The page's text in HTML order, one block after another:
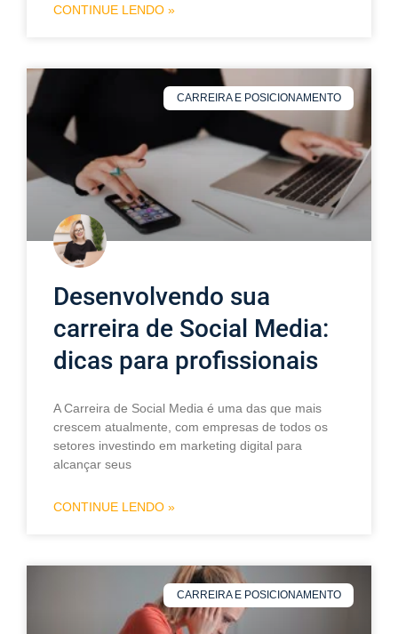
CONTINUE LENDO »
CARREIRA E POSICIONAMENTO
Desenvolvendo sua
carreira de Social Media:
dicas para profissionais
A Carreira de Social Media é uma das que mais
crescem atualmente, com empresas de todos os
setores investindo em marketing digital para
alcançar seus
CONTINUE LENDO »
CARREIRA E POSICIONAMENTO